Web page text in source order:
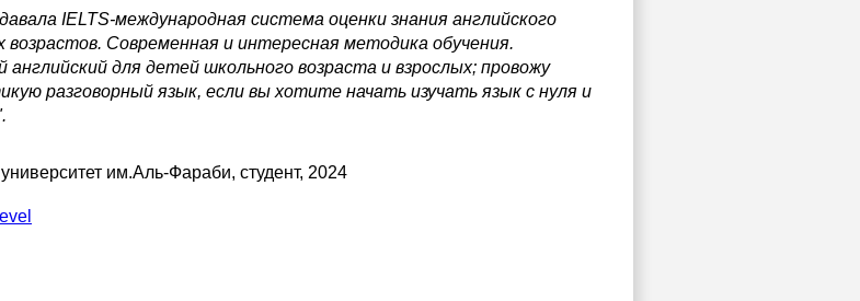
IELTS-международная система оценки знания английского
Современная и интересная методика обучения.
для детей школьного возраста и взрослых; провожу
разговорный язык, eсли вы хотите начать изучать язык с нуля и
им.Аль-Фараби, студент, 2024